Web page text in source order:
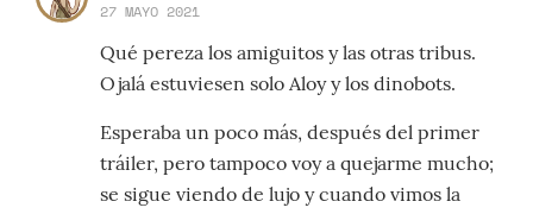
27 MAYO 2021
Qué pereza los amiguitos y las otras tribus.
Ojalá estuviesen solo Aloy y los dinobots.
Esperaba un poco más, después del primer
tráiler, pero tampoco voy a quejarme mucho;
se sigue viendo de lujo y cuando vimos la